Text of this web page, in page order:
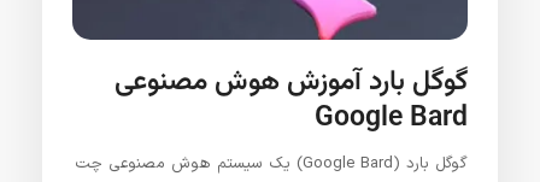
گوگل بارد آموزش هوش مصنوعی
Google Bard
گوگل بارد (Google Bard) یک سیستم هوش مصنوعی چت